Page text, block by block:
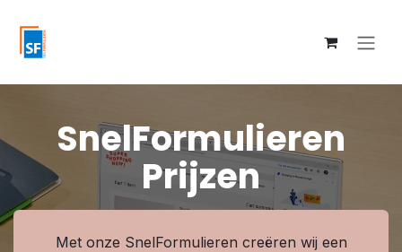
SnelFormulieren
Prijzen
Met onze SnelFormulieren creëren wij een